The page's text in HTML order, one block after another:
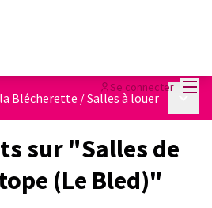
Se connecter
Blécherette /Salles à louer
sur "Salles de
(Le Bled)"